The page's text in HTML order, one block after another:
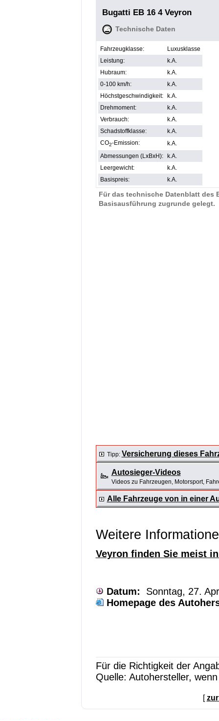
Bugatti EB 16 4 Veyron
Technische Daten
Fahrzeugklasse:
Luxusklasse
Leistung:
k.A.
Hubraum:
k.A.
0-100 km/h:
k.A.
Höchstgeschwindigkeit:
k.A.
Drehmoment:
k.A.
Verbrauch:
k.A.
Schadstoffklasse:
k.A.
CO2-Emission:
k.A.
Abmessungen (LxBxH):
k.A.
Leergewicht:
k.A.
Basispreis:
k.A.
Für das technische Datenblatt des
Basisausführung zugrunde gelegt.
Tipp: Versicherung dieses
Autosieger-Videos
Videos zu Fahrzeugen, Motorsport,
Alle Fahrzeuge von in einer
Weitere
Veyron finden Sie meist
Datum: Sonntag, 27.
Homepage des
Für die Richtigkeit der
Quelle: Autohersteller,
[